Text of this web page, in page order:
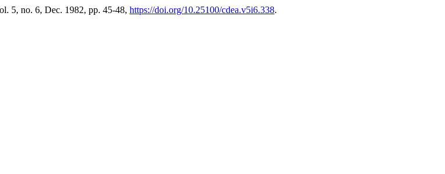
5, no. 6, Dec. 1982, pp. 45-48, https://doi.org/10.25100/cdea.v5i6.338.